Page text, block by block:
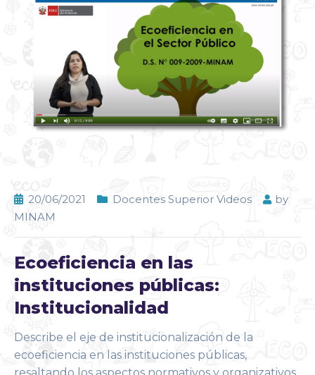
20/06/2021 Docentes Superior Videos
by
MINAM
Ecoeficiencia en las
instituciones públicas:
Institucionalidad
Describe el eje de institucionalización de la
ecoeficiencia en las instituciones públicas,